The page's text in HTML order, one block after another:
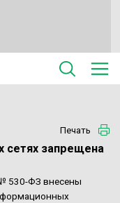
Печать
сетях запрещена
530-ФЗ внесены